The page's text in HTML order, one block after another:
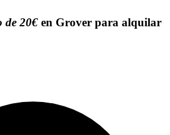
de 20€ en Grover para alquilar